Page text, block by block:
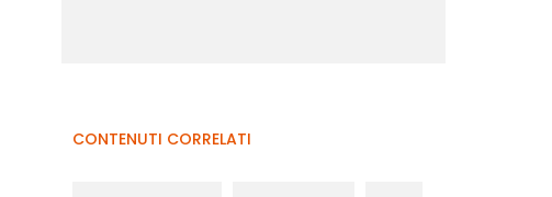
CONTENUTI CORRELATI